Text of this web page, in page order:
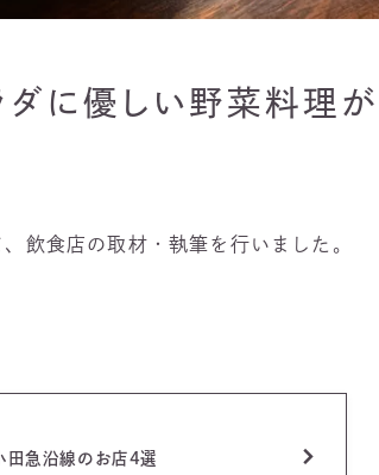
に優しい野菜料理が
飲食店の取材・執筆を行いました。
田急沿線のお店4選